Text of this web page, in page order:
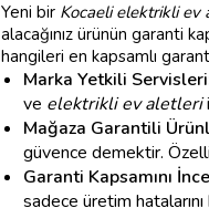
Yeni bir Kocaeli elektrikli ev
alacağınız ürünün garanti
hangileri en kapsamlı
Marka Yetkili
ve elektrikli ev aletleri
Mağaza Garantili
güvence demektir.
Garanti Kapsamını
sadece üretim hatalarını